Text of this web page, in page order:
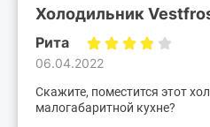
Холодильник
Рита
06.04.2022
Скажите, поместится этот
малогабаритной кухне?